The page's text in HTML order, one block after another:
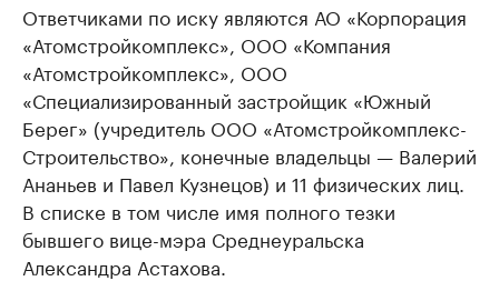
Ответчиками по иску являются АО «Корпорация
«Атомстройкомплекс», ООО «Компания
«Атомстройкомплекс», ООО
«Специализированный застройщик «Южный
Берег» (учредитель ООО «Атомстройкомплекс-
Строительство», конечные владельцы — Валерий
Ананьев и Павел Кузнецов) и 11 физических лиц.
В списке в том числе имя полного тезки
бывшего вице-мэра Среднеуральска
Александра Астахова.